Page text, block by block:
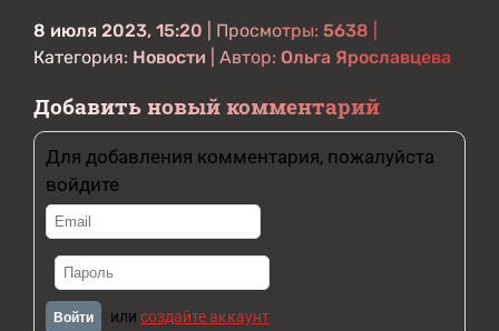
8 июля 2023, 15:20 | Просмотры: 5638
Категория: Новости | Автор: Ольга Ярославцева
Добавить новый комментарий
Для добавления комментария, пожалуйста
войдите
Войти или создайте аккаунт